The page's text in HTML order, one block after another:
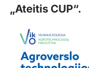
„Ateitis CUP“.